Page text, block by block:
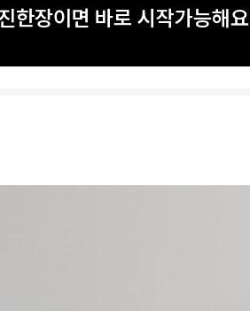
한장이면 바로 시작가능해요